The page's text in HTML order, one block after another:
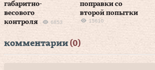
габаритно-
весового
контроля
6853
поправки со
второй попытки
15610
комментарии (0)